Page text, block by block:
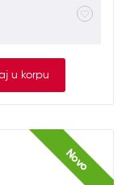
u korpu
Novo